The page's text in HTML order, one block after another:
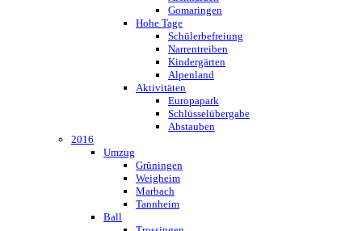
Gomaringen
Hohe Tage
Schülerbefreiung
Narrentreiben
Kindergärten
Alpenland
Aktivitäten
Europapark
Schlüsselübergabe
Abstauben
2016
Umzug
Grüningen
Weigheim
Marbach
Tannheim
Ball